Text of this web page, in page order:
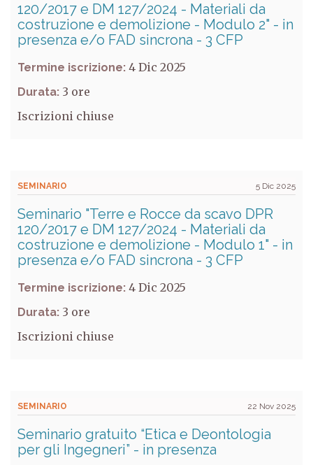
120/2017 e DM 127/2024 - Materiali da
costruzione e demolizione - Modulo 2" - in
presenza e/o FAD sincrona - 3 CFP
Termine iscrizione: 4 Dic 2025
Durata: 3
Iscrizioni chiuse
SEMINARIO 5 Dic 2025
Seminario "Terre e Rocce da scavo DPR
120/2017 e DM 127/2024 - Materiali da
costruzione e demolizione - Modulo 1" - in
presenza e/o FAD sincrona - 3 CFP
Termine iscrizione: 4 Dic 2025
Durata: 3
Iscrizioni chiuse
SEMINARIO 22 Nov 2025
Seminario gratuito “Etica e Deontologia
per gli Ingegneri” - in presenza